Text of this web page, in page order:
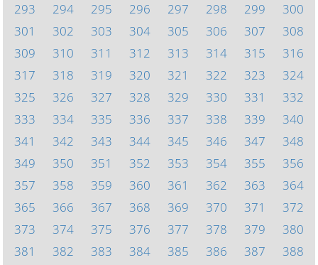
293
294 295 296 297 298 299
300
301
302 303 304 305 306 307
308
309
310 311 312 313 314 315
316
317
318 319 320 321 322 323
324
325
326 327 328 329 330 331
332
333
334 335 336 337 338 339
340
341
342 343 344 345 346 347
348
349
350 351 352 353 354 355
356
357
358 359 360 361 362 363
364
365
366 367 368 369 370 371
372
373
374 375 376 377 378 379
380
381
382 383 384 385 386 387 388